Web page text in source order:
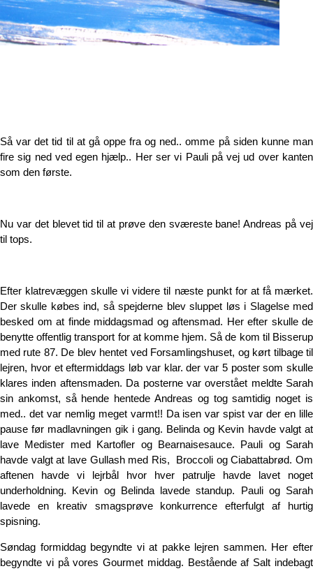
Så var det tid til at gå oppe fra og ned.. omme på siden kunne man
fire sig ned ved egen hjælp.. Her ser vi Pauli på vej ud over kanten
som den første.
Nu var det blevet tid til at prøve den sværeste bane! Andreas på vej
til tops.
Efter klatrevæggen skulle vi videre til næste punkt for at få mærket.
Der skulle købes ind, så spejderne blev sluppet løs i Slagelse med
besked om at finde middagsmad og aftensmad. Her efter skulle de
benytte offentlig transport for at komme hjem. Så de kom til Bisserup
med rute 87. De blev hentet ved Forsamlingshuset, og kørt tilbage til
lejren, hvor et eftermiddags løb var klar. der var 5 poster som skulle
klares inden aftensmaden. Da posterne var overstået meldte Sarah
sin ankomst, så hende hentede Andreas og tog samtidig noget is
med.. det var nemlig meget varmt!! Da isen var spist var der en lille
pause før madlavningen gik i gang. Belinda og Kevin havde valgt at
lave Medister med Kartofler og Bearnaisesauce. Pauli og Sarah
havde valgt at lave Gullash med Ris, Broccoli og Ciabattabrød. Om
aftenen havde vi lejrbål hvor hver patrulje havde lavet noget
underholdning. Kevin og Belinda lavede standup. Pauli og Sarah
lavede en kreativ smagsprøve konkurrence efterfulgt af hurtig
spisning.
Søndag formiddag begyndte vi at pakke lejren sammen. Her efter
begyndte vi på vores Gourmet middag. Bestående af Salt indebagt